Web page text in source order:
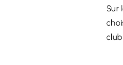
Sur